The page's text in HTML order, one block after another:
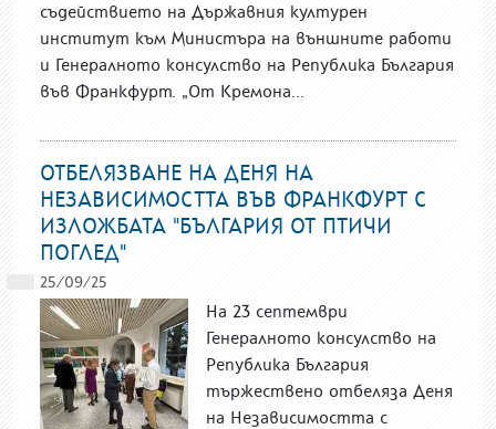
съдействието на Държавния културен
институт към Министъра на външните работи
и Генералното консулство на Република България
във Франкфурт. „От Кремона...
ОТБЕЛЯЗВАНЕ НА ДЕНЯ НА
НЕЗАВИСИМОСТТА ВЪВ ФРАНКФУРТ С
ИЗЛОЖБАТА "БЪЛГАРИЯ ОТ ПТИЧИ
ПОГЛЕД"
25/09/25
На 23 септември
Генералното консулство на
Република България
тържествено отбеляза Деня
на Независимостта с